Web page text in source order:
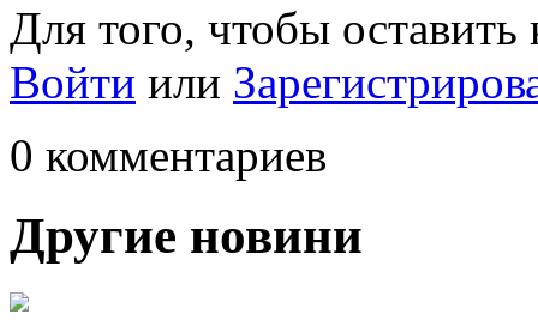
Для того, чтобы
Войти или
0 комментариев
Другие новини